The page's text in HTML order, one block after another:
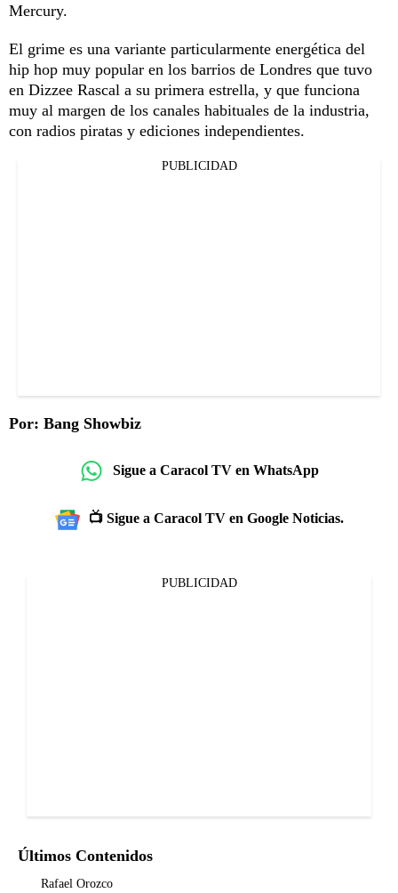
Mercury.
El grime es una variante particularmente energética del
hip hop muy popular en los barrios de Londres que tuvo
en Dizzee Rascal a su primera estrella, y que funciona
muy al margen de los canales habituales de la industria,
con radios piratas y ediciones independientes.
PUBLICIDAD
Por: Bang Showbiz
Sigue a Caracol TV en WhatsApp
📺 Sigue a Caracol TV en Google Noticias.
PUBLICIDAD
Últimos Contenidos
Rafael Orozco